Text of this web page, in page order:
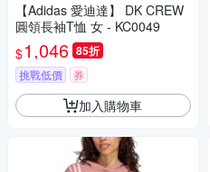
【Adidas 愛迪達】 DK CREW
圓領長袖T恤 女 - KC0049
$1,046 85折
挑戰低價 券
加入購物車